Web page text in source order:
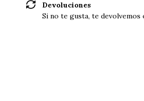
Devoluciones
Si no te gusta, te